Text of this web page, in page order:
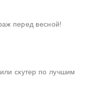
перед весной!
скутер по лучшим